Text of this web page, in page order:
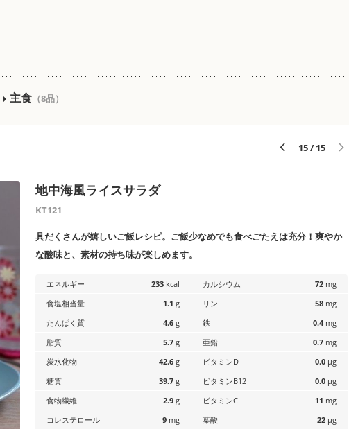
主食 （8品）
15 / 15
地中海風ライスサラダ
KT121
具だくさんが嬉しいご飯レシピ。ご飯少なめでも食べごたえは充分！爽やか
な酸味と、素材の持ち味が楽しめます。
エネルギー 233 kcal
食塩相当量
1.1 g
たんぱく質
4.6 g
脂質
5.7 g
炭水化物
42.6 g
糖質
39.7 g
食物繊維
2.9 g
コレステロール
9 mg
カルシウム 72 mg
リン
58 mg
鉄
0.4 mg
亜鉛
0.7 mg
ビタミンD
0.0 µg
ビタミンB12
0.0 µg
ビタミンC
11 mg
葉酸
22 µg